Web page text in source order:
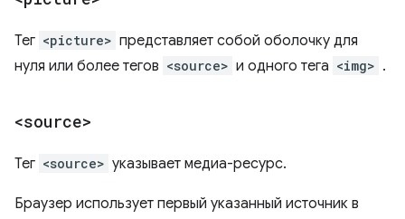
Тег <picture> представляет собой оболочку для
нуля или более тегов <source> и одного тега <img> .
<source>
Тег <source> указывает медиа-ресурс.
Браузер использует первый указанный источник в